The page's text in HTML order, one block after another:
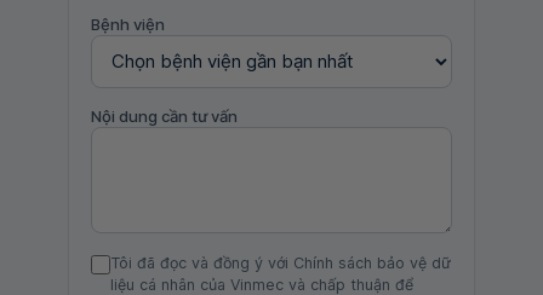
Bệnh viện
Nội dung cần tư vấn
Tôi đã đọc và đồng ý với Chính sách bảo vệ dữ
liệu cá nhân của Vinmec và chấp thuận để